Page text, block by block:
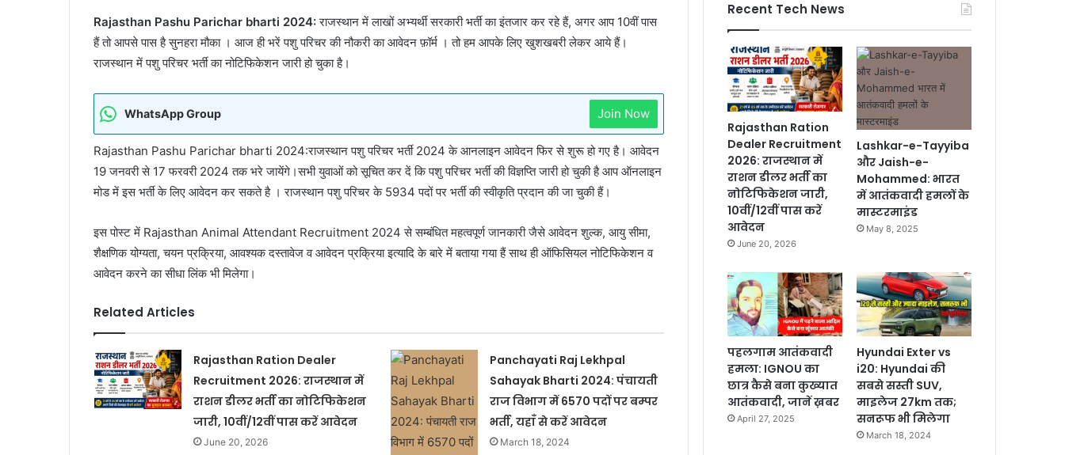
Rajasthan Pashu Parichar bharti 2024:राजस्थान में लाखों अभ्यर्थी सरकारी भर्ती का इंतजार कर रहे हैं, अगर आप 10वीं पास
हैं तो आपसे पास है सुनहरा मौका । आज ही भरें पशु परिचर की नौकरी का आवेदन फ़ॉर्म । तो हम आपके लिए खुशखबरी लेकर आये हैं।
राजस्थान में पशु परिचर भर्ती का नोटिफिकेशन जारी हो चुका है।
WhatsApp Group Join Now
Rajasthan Pashu Parichar bharti 2024:राजस्थान पशु परिचर भर्ती 2024 के आनलाइन आवेदन फिर से शुरू हो गए है। आवेदन
19 जनवरी से 17 फरवरी 2024 तक भरे जायेंगे।सभी युवाओं को सूचित कर दें कि पशु परिचर भर्ती की विज्ञप्ति जारी हो चुकी है आप ऑनलाइन
मोड में इस भर्ती के लिए आवेदन कर सकते है । राजस्थान पशु परिचर के 5934 पदों पर भर्ती की स्वीकृति प्रदान की जा चुकी हैं।
इस पोस्ट में Rajasthan Animal Attendant Recruitment 2024 से सम्बंधित महत्वपूर्ण जानकारी जैसे आवेदन शुल्क, आयु सीमा,
शैक्षणिक योग्यता, चयन प्रक्रिया, आवश्यक दस्तावेज व आवेदन प्रक्रिया इत्यादि के बारे में बताया गया हैं साथ ही ऑफिसियल नोटिफिकेशन व
आवेदन करने का सीधा लिंक भी मिलेगा।
Related Articles
Rajasthan Ration Dealer
Recruitment 2026: राजस्थान में
राशन डीलर भर्ती का नोटिफिकेशन
जारी, 10वीं/12वीं पास करें आवेदन
June 20, 2026
Panchayati Raj Lekhpal
Sahayak Bharti 2024: पंचायती
राज विभाग में 6570 पदों पर बम्पर
भर्ती, यहाँ से करें आवेदन
March 18, 2024
Recent Tech News
Rajasthan Ration
Dealer Recruitment
2026: राजस्थान में
राशन डीलर भर्ती का
नोटिफिकेशन जारी,
10वीं/12वीं पास करें
आवेदन
June 20, 2026
Lashkar-e-Tayyiba
और Jaish-e-
Mohammed: भारत
में आतंकवादी हमलों के
मास्टरमाइंड
May 8, 2025
पहलगाम आतंकवादी
हमला: IGNOU का
छात्र कैसे बना कुख्यात
आतंकवादी, जानें ख़बर
April 27, 2025
Hyundai Exter vs
i20: Hyundai की
सबसे सस्ती SUV,
माइलेज 27km तक;
सनरूफ भी मिलेगा
March 18, 2024